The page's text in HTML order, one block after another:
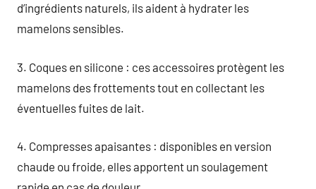
d’ingrédients naturels, ils aident à hydrater les
mamelons sensibles.
3. Coques en silicone : ces accessoires protègent les
mamelons des frottements tout en collectant les
éventuelles fuites de lait.
4. Compresses apaisantes : disponibles en version
chaude ou froide, elles apportent un soulagement